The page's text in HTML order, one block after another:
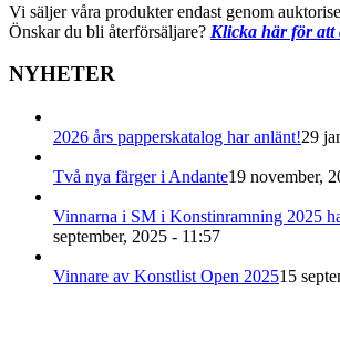
Vi säljer våra produkter endast genom
Önskar du bli återförsäljare? Klicka här för att
NYHETER
2026 års papperskatalog har anlänt!29
Två nya färger i Andante19 november,
Vinnarna i SM i Konstinramning 2025
september, 2025 - 11:57
Vinnare av Konstlist Open 202515